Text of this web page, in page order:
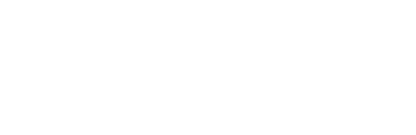
sur les réseaux sociaux !